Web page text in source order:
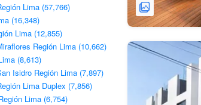
Lima (57,766)
(16,348)
Lima (12,855)
Región Lima (10,662)
(8,613)
Isidro Región Lima (7,897)
Lima Duplex (7,856)
Lima (6,754)